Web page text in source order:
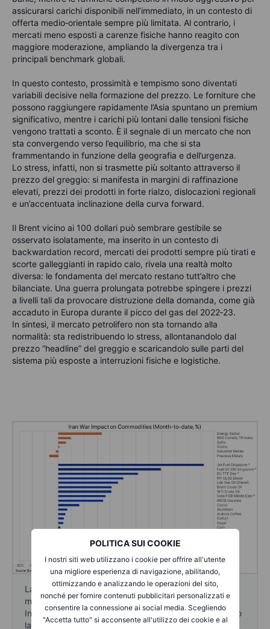
POLITICA SUI COOKIE
I nostri siti web utilizzano i cookie per offrire all'utente
una migliore esperienza di navigazione, abilitando,
ottimizzando e analizzando le operazioni del sito,
nonché per fornire contenuti pubblicitari personalizzati e
consentire la connessione ai social media. Scegliendo
"Accetta tutto" si acconsente all'utilizzo dei cookie e al
assicurarsi carichi disponibili nell’immediato, in un contesto di
offerta medio‑orientale sempre più limitata. Al contrario, i
mercati meno esposti a carenze fisiche hanno reagito con
maggiore moderazione, ampliando la divergenza tra i
principali benchmark globali.
In questo contesto, prossimità e tempismo sono diventati
variabili decisive nella formazione del prezzo. Le forniture che
possono raggiungere rapidamente l’Asia spuntano un premium
significativo, mentre i carichi più lontani dalle tensioni fisiche
vengono trattati a sconto. È il segnale di un mercato che non
sta convergendo verso l’equilibrio, ma che si sta
frammentando in funzione della geografia e dell’urgenza.
Lo stress, infatti, non si trasmette più soltanto attraverso il
prezzo del greggio: si manifesta in margini di raffinazione
elevati, prezzi dei prodotti in forte rialzo, dislocazioni regionali
e un’accentuata inclinazione della curva forward.
Il Brent vicino ai 100 dollari può sembrare gestibile se
osservato isolatamente, ma inserito in un contesto di
backwardation record, mercati dei prodotti sempre più tirati e
scorte galleggianti in rapido calo, rivela una realtà molto
diversa: le fondamenta del mercato restano tutt’altro che
bilanciate. Una guerra prolungata potrebbe spingere i prezzi
a livelli tali da provocare distruzione della domanda, come già
accaduto in Europa durante il picco del gas del 2022‑23.
In sintesi, il mercato petrolifero non sta tornando alla
normalità: sta redistribuendo lo stress, allontanandolo dal
prezzo “headline” del greggio e scaricandolo sulle parti del
sistema più esposte a interruzioni fisiche e logistiche.
La guerra in Iran ha avuto un impatto su numerose
materie prime, dal petrolio e gas ai prodotti raffinati.
Inoltre, ha influenzato fertilizzanti e alluminio attraverso
la riduzione delle forniture dal Golfo Persico, mentre